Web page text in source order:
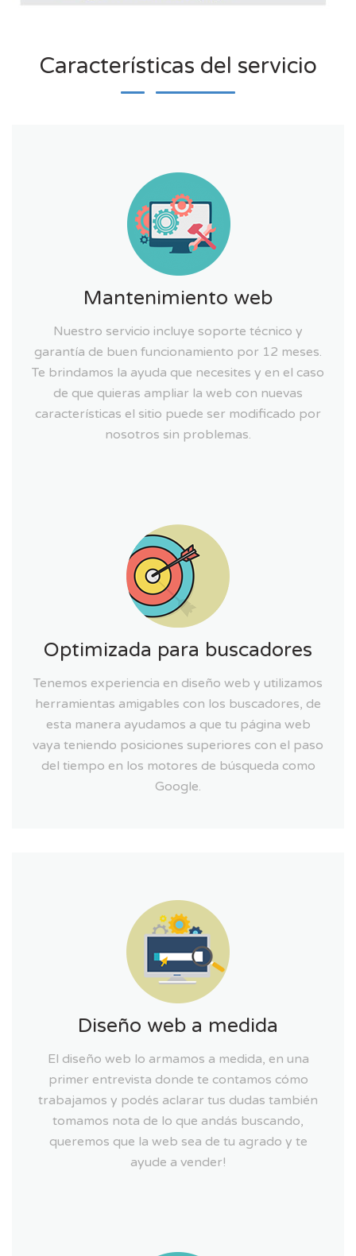
Características del servicio
Mantenimiento web
Nuestro servicio incluye soporte técnico y
garantía de buen funcionamiento por 12 meses.
Te brindamos la ayuda que necesites y en el caso
de que quieras ampliar la web con nuevas
características el sitio puede ser modificado por
nosotros sin problemas.
Optimizada para buscadores
Tenemos experiencia en diseño web y utilizamos
herramientas amigables con los buscadores, de
esta manera ayudamos a que tu página web
vaya teniendo posiciones superiores con el paso
del tiempo en los motores de búsqueda como
Google.
Diseño web a medida
El diseño web lo armamos a medida, en una
primer entrevista donde te contamos cómo
trabajamos y podés aclarar tus dudas también
tomamos nota de lo que andás buscando,
queremos que la web sea de tu agrado y te
ayude a vender!